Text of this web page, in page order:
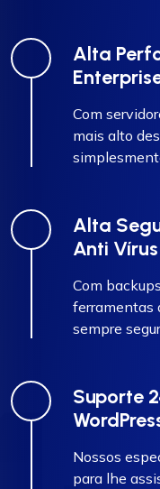
Alta
Com
mais alto
Alta
Anti Vírus
Com
ferramentas
sempre
Suporte
Nossos
para lhe